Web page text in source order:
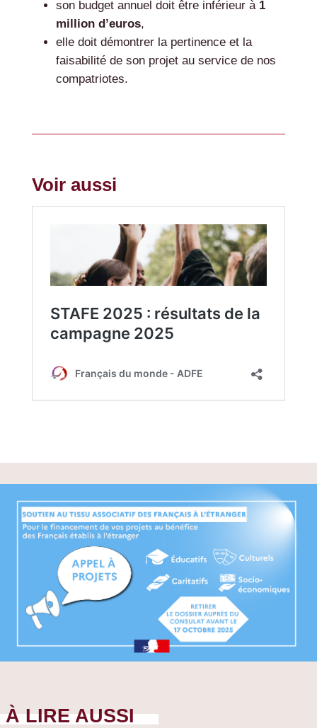
son budget annuel doit être inférieur à 1
million d’euros,
elle doit démontrer la pertinence et la
faisabilité de son projet au service de nos
compatriotes.
Voir aussi
À LIRE AUSSI